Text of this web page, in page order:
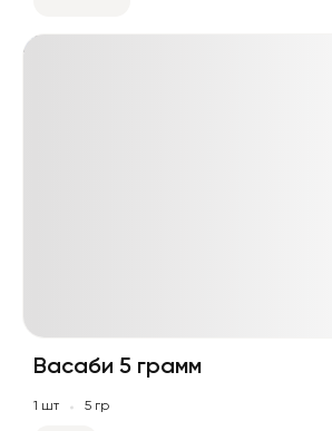
Васаби 5 грамм
1 шт 5 гр